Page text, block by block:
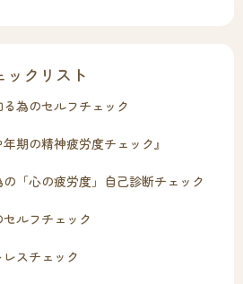
ックリスト
為のセルフチェック
期の精神疲労度チェック』
「心の疲労度」自己診断チェック
ルフチェック
スチェック